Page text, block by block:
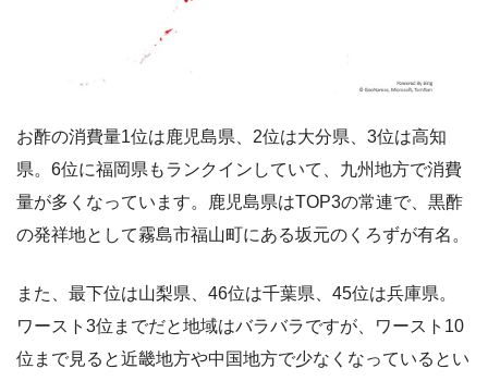
お酢の消費量1位は鹿児島県、2位は大分県、3位は高知
県。6位に福岡県もランクインしていて、九州地方で消費
量が多くなっています。鹿児島県はTOP3の常連で、黒酢
の発祥地として霧島市福山町にある坂元のくろずが有名。
また、最下位は山梨県、46位は千葉県、45位は兵庫県。
ワースト3位までだと地域はバラバラですが、ワースト10
位まで見ると近畿地方や中国地方で少なくなっているとい